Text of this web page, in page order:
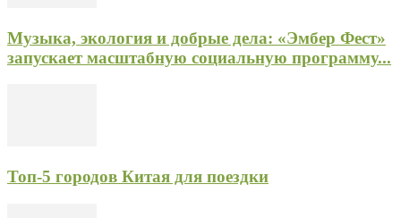
Музыка, экология и добрые дела: «Эмбер Фест»
запускает масштабную социальную программу...
Топ-5 городов Китая для поездки